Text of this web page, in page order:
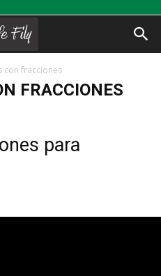
con fracciones
FRACCIONES
para